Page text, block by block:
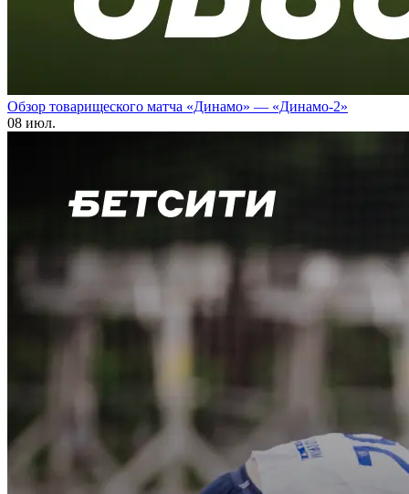
Обзор товарищеского матча «Динамо» — «Динамо-2»
08 июл.